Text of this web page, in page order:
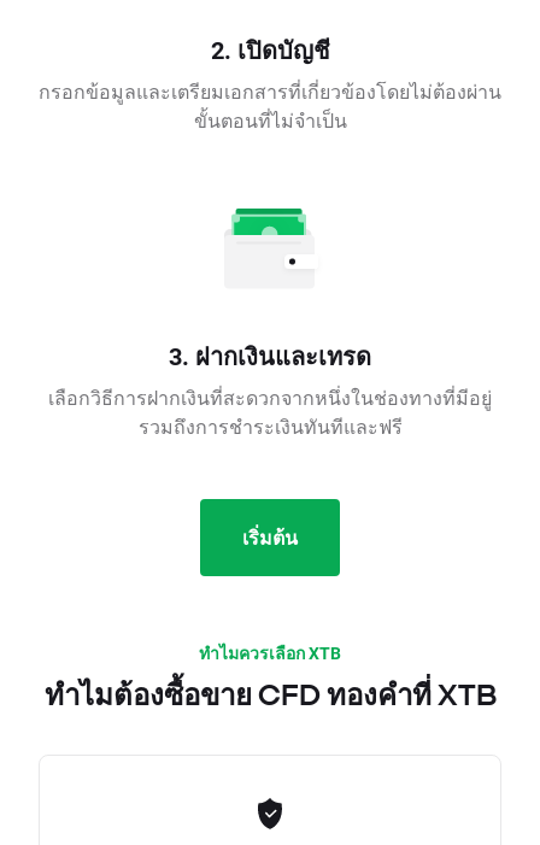
2. เปิดบัญชี
กรอกข้อมูลและเตรียมเอกสารที่เกี่ยวข้องโดยไม่ต้องผ่าน
ขั้นตอนที่ไม่จำเป็น
3. ฝากเงินและเทรด
เลือกวิธีการฝากเงินที่สะดวกจากหนึ่งในช่องทางที่มีอยู่
รวมถึงการชำระเงินทันทีและฟรี
เริ่มต้น
ทำไมควรเลือก XTB
ทำไมต้องซื้อขาย CFD ทองคำที่ XTB